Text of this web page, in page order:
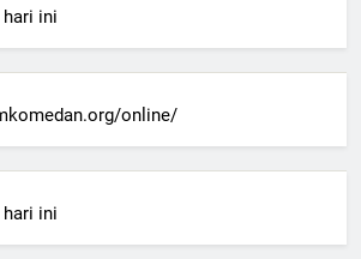
ini
online/
ini